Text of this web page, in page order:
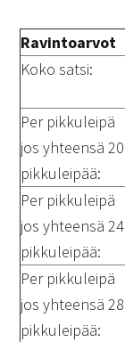
Ravintoarvot
Koko satsi:
Per pikkuleipä
jos yhteensä 20
pikkuleipää:
Per pikkuleipä
jos yhteensä 24
pikkuleipää:
Per pikkuleipä
jos yhteensä 28
pikkuleipää: